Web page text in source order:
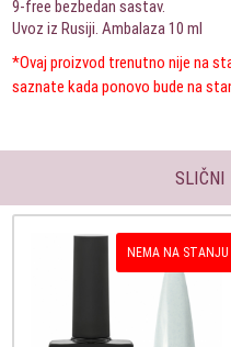
9-free bezbedan sastav.
Uvoz iz Rusiji. Ambalaza 10 ml
*Ovaj proizvod trenutno nije na
saznate kada ponovo bude na
SLIČNI
NEMA NA STANJU